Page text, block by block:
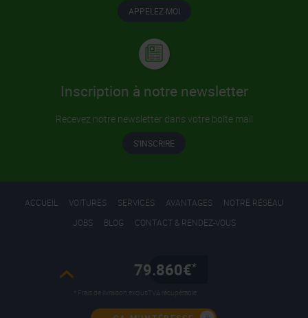
79.860€*
* Frais de livraison exclus TVA récupérable
APPELEZ-MOI
Inscription à notre newsletter
Recevez notre newsletter dans votre boîte mail
S'INSCRIRE
ACCUEIL VOITURES SERVICES AVANTAGES
NOTRE RÉSEAU
JOBS
BLOG CONTACT & RENDEZ-VOUS
Mentions légales
Conditions Générales d’Utilisation
Cookies et Vie Privée